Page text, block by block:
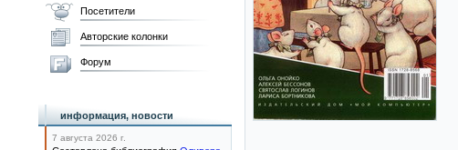
Посетители
Авторские колонки
Форум
информация, новости
7 августа 2026 г.